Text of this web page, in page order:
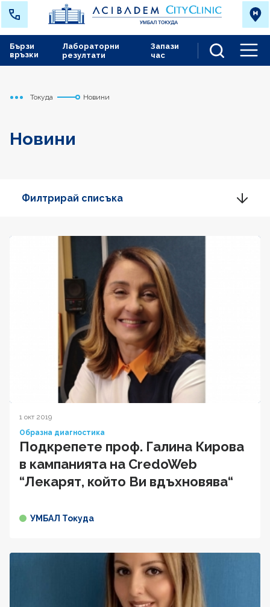
Лабораторни
резултати
Запази
час
Бързи
връзки
Начало
Токуда Новини
Новини
Филтрирай списъка
1 окт 2019
Образна диагностика
Подкрепете проф. Галина Кирова
в кампанията на CredoWeb
“Лекарят, който Ви вдъхновява“
УМБАЛ Токуда